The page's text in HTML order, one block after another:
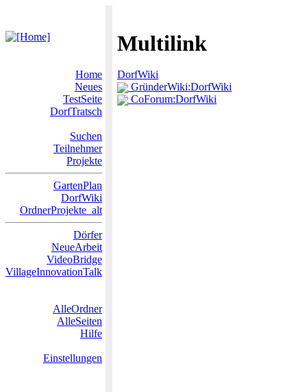
Multilink
Home
Neues
TestSeite
DorfTratsch
Suchen
Teilnehmer
Projekte
GartenPlan
DorfWiki
OrdnerProjekte_alt
Dörfer
NeueArbeit
VideoBridge
VillageInnovationTalk
AlleOrdner
AlleSeiten
Hilfe
Einstellungen
DorfWiki
GründerWiki:DorfWiki
CoForum:DorfWiki